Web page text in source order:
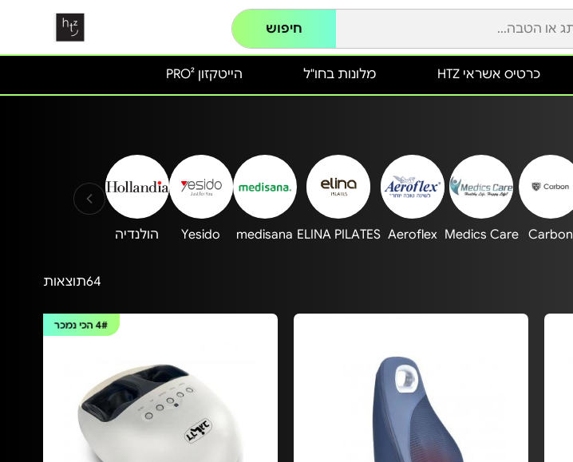
חיפוש
הייטקזון PRO² מלונות בחו"ל כרטיס אשראי HTZ
Carbon
Medics Care
Aeroflex
ELINA PILATES
medisana
Yesido הולנדיה
64תוצאות
4#הכי נמכר